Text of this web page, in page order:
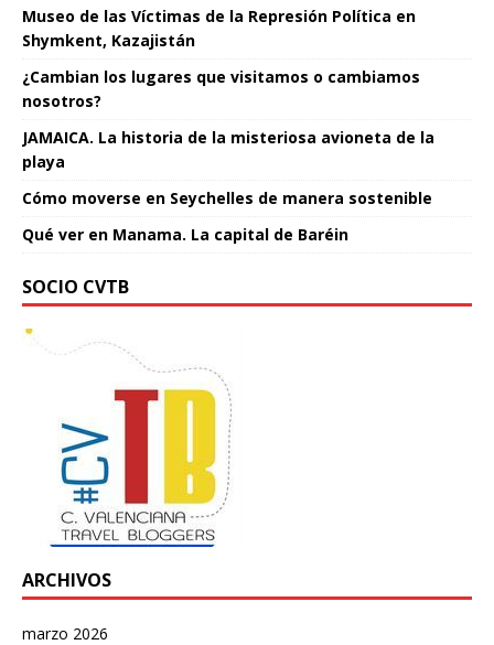
Museo de las Víctimas de la Represión Política en
Shymkent, Kazajistán
¿Cambian los lugares que visitamos o cambiamos
nosotros?
JAMAICA. La historia de la misteriosa avioneta de la
playa
Cómo moverse en Seychelles de manera sostenible
Qué ver en Manama. La capital de Baréin
SOCIO CVTB
ARCHIVOS
marzo 2026